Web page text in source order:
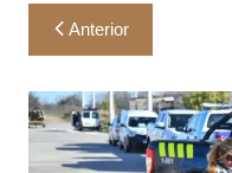
Navegación
de
entradas
Anterior